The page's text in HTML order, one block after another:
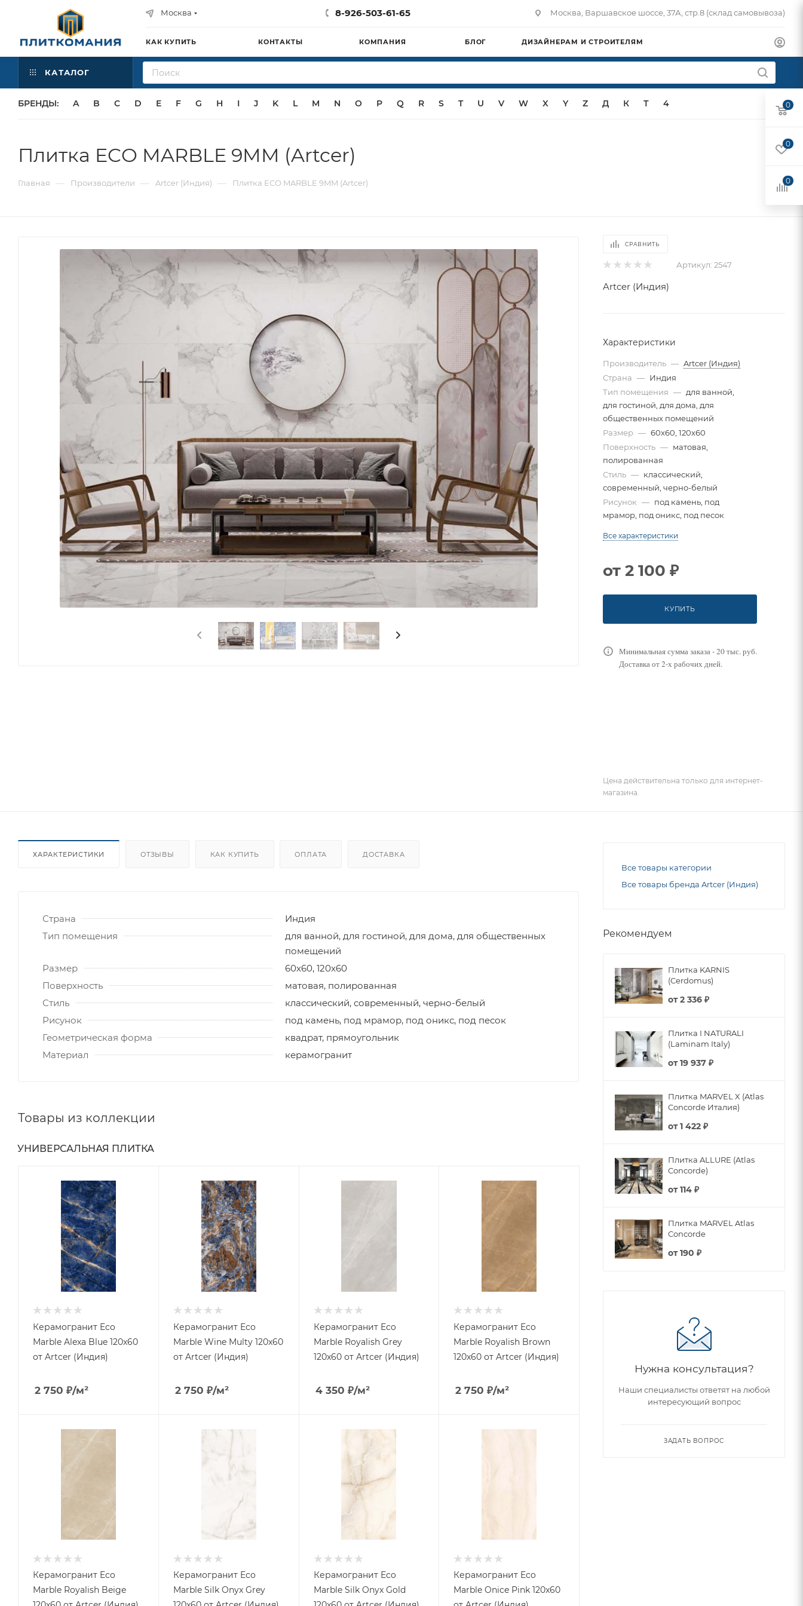
Москва 8-926-503-61-65 Москва, Варшавское шоссе, 37А, стр.8 (склад самовывоза)
КАК КУПИТЬ КОНТАКТЫ КОМПАНИЯ БЛОГ ДИЗАЙНЕРАМ И СТРОИТЕЛЯМ
КАТАЛОГ
БРЕНДЫ: A B C D E F G H I J K L M N O P Q R S T U V W X Y Z Д К Т 4
Плитка ECO MARBLE 9MM (Artcer)
Главная — Производители — Artcer (Индия) — Плитка ECO MARBLE 9MM (Artcer)
СРАВНИТЬ
Артикул: 2547
Artcer (Индия)
Характеристики
Производитель — Artcer (Индия)
Страна — Индия
Тип помещения — для ванной,
для гостиной, для дома, для
общественных помещений
Размер — 60x60, 120x60
Поверхность — матовая,
полированная
Стиль — классический,
современный, черно-белый
Рисунок — под камень, под
мрамор, под оникс, под песок
Все характеристики
от 2 100 ₽
КУПИТЬ
Минимальная сумма заказа - 20 тыс. руб.
Доставка от 2-х рабочих дней.
Цена действительна только для интернет-
магазина.
ХАРАКТЕРИСТИКИ ОТЗЫВЫ КАК КУПИТЬ ОПЛАТА ДОСТАВКА
Страна
Индия
Тип помещения
для ванной, для гостиной, для дома, для общественных
помещений
Размер
60x60, 120x60
Поверхность
матовая, полированная
Стиль
классический, современный, черно-белый
Рисунок
под камень, под мрамор, под оникс, под песок
Геометрическая форма
квадрат, прямоугольник
Материал
керамогранит
Товары из коллекции
УНИВЕРСАЛЬНАЯ ПЛИТКА
Керамогранит Eco
Marble Alexa Blue 120x60
от Artcer (Индия)
2 750 ₽/м²
Керамогранит Eco
Marble Wine Multy 120x60
от Artcer (Индия)
2 750 ₽/м²
Керамогранит Eco
Marble Royalish Grey
120x60 от Artcer (Индия)
4 350 ₽/м²
Керамогранит Eco
Marble Royalish Brown
120x60 от Artcer (Индия)
2 750 ₽/м²
Керамогранит Eco
Marble Royalish Beige
Керамогранит Eco
Marble Silk Onyx Grey
Керамогранит Eco
Marble Silk Onyx Gold
Керамогранит Eco
Marble Onice Pink 120x60
Все товары категории
Все товары бренда Artcer (Индия)
Рекомендуем
Плитка KARNIS
(Cerdomus)
от2 336 ₽
Плитка I NATURALI
(Laminam Italy)
от19 937 ₽
Плитка MARVEL X (Atlas
Concorde Италия)
от1 422 ₽
Плитка ALLURE (Atlas
Concorde)
от114 ₽
Плитка MARVEL Atlas
Concorde
от190 ₽
Нужна консультация?
Наши специалисты ответят на любой
интересующий вопрос
ЗАДАТЬ ВОПРОС
0
0
0